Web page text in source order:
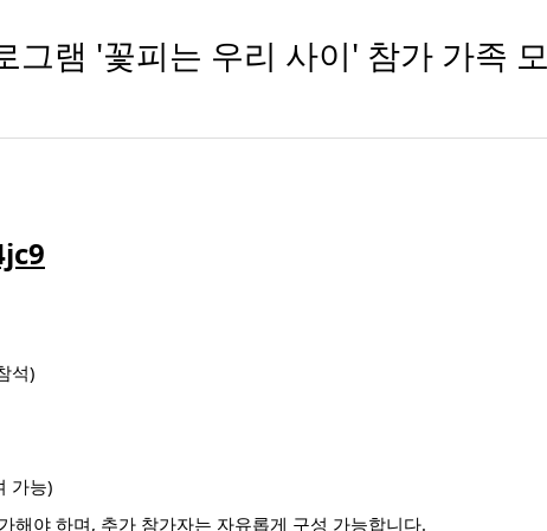
램 '꽃피는 우리 사이' 참가 가족
석)
가능)
해야 하며, 추가 참가자는 자유롭게 구성 가능합니다.